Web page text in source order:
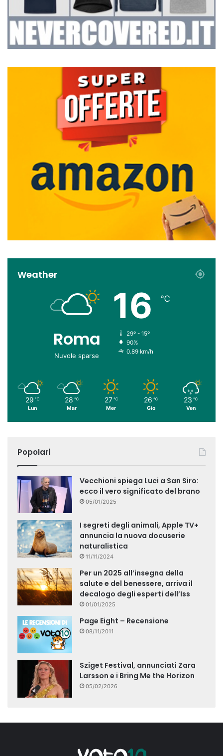
Weather
Roma
Nuvole sparse
16 ℃
29º - 15º
90%
0.89 km/h
29 ℃
Lun
28 ℃
Mar
27 ℃
Mer
26 ℃
Gio
23 ℃
Ven
Popolari
Vecchioni spiega Luci a San Siro:
ecco il vero significato del brano
05/01/2025
I segreti degli animali, Apple TV+
annuncia la nuova docuserie
naturalistica
11/11/2024
Per un 2025 all’insegna della
salute e del benessere, arriva il
decalogo degli esperti dell’Iss
01/01/2025
Page Eight – Recensione
08/11/2011
Sziget Festival, annunciati Zara
Larsson e i Bring Me the Horizon
05/02/2026